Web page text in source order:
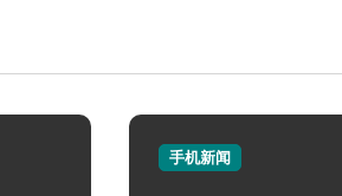
手机新闻